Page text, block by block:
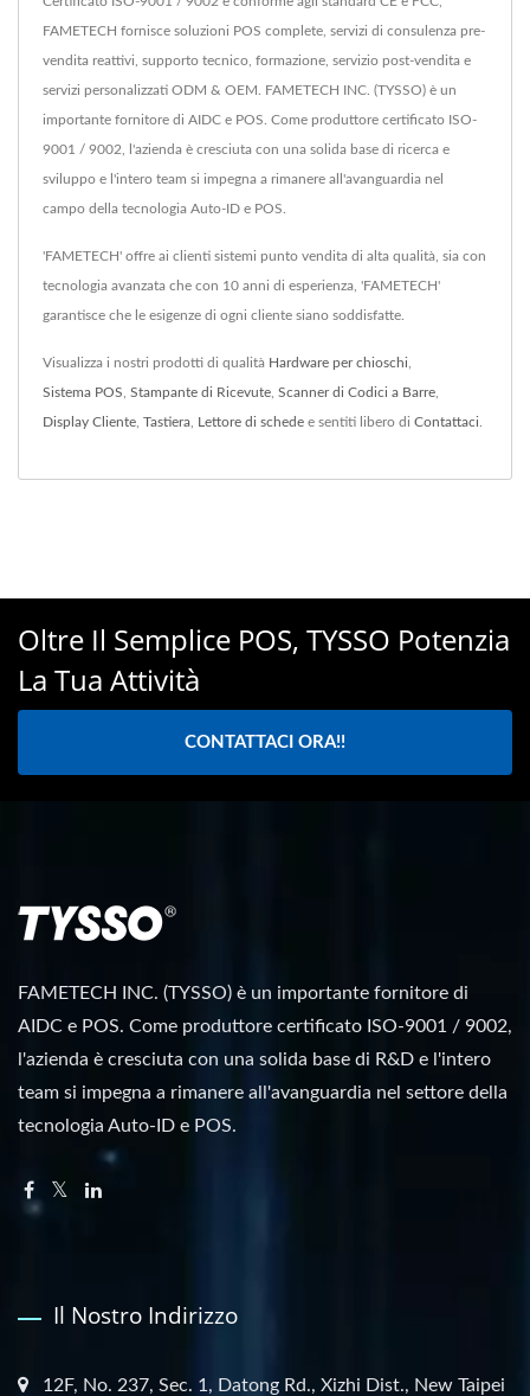
FAMETECH fornisce soluzioni POS complete, servizi di consulenza pre-
vendita reattivi, supporto tecnico, formazione, servizio post-vendita e
servizi personalizzati ODM & OEM. FAMETECH INC. (TYSSO) è un
importante fornitore di AIDC e POS. Come produttore certificato ISO-
9001 / 9002, l'azienda è cresciuta con una solida base di ricerca e
sviluppo e l'intero team si impegna a rimanere all'avanguardia nel
campo della tecnologia Auto-ID e POS.
'FAMETECH' offre ai clienti sistemi punto vendita di alta qualità, sia con
tecnologia avanzata che con 10 anni di esperienza, 'FAMETECH'
garantisce che le esigenze di ogni cliente siano soddisfatte.
Visualizza i nostri prodotti di qualità Hardware per chioschi
Sistema POS Stampante di Ricevute Scanner di Codici a Barre
Display Cliente Tastiera Lettore di schede e sentiti libero di Contattaci
Oltre Il Semplice POS, TYSSO Potenzia
La Tua Attività
CONTATTACI ORA!!
FAMETECH INC. (TYSSO) è un importante fornitore di
AIDC e POS. Come produttore certificato ISO-9001 / 9002,
l'azienda è cresciuta con una solida base di R&D e l'intero
team si impegna a rimanere all'avanguardia nel settore della
tecnologia Auto-ID e POS.
Il Nostro Indirizzo
12F, No. 237, Sec. 1, Datong Rd., Xizhi Dist., New Taipei